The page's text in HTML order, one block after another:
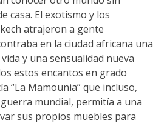
casa. El exotismo y los
atrajeron a gente
en la ciudad africana una
y una sensualidad nueva
estos encantos en grado
“La Mamounia” que incluso,
mundial, permitía a una
sus propios muebles para